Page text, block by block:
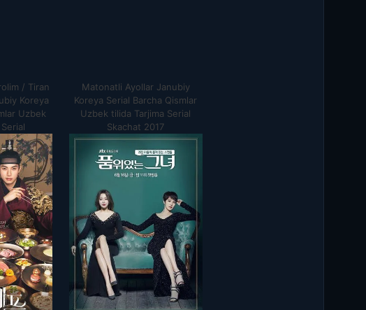
/ Tiran
Koreya
Uzbek
Matonatli Ayollar Janubiy
Koreya Serial Barcha Qismlar
Uzbek tilida Tarjima Serial
Skachat 2017